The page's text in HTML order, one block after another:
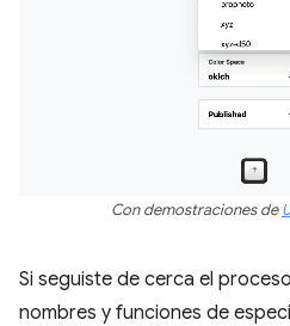
Con demostraciones de
Si seguiste de cerca el
nombres y funciones de